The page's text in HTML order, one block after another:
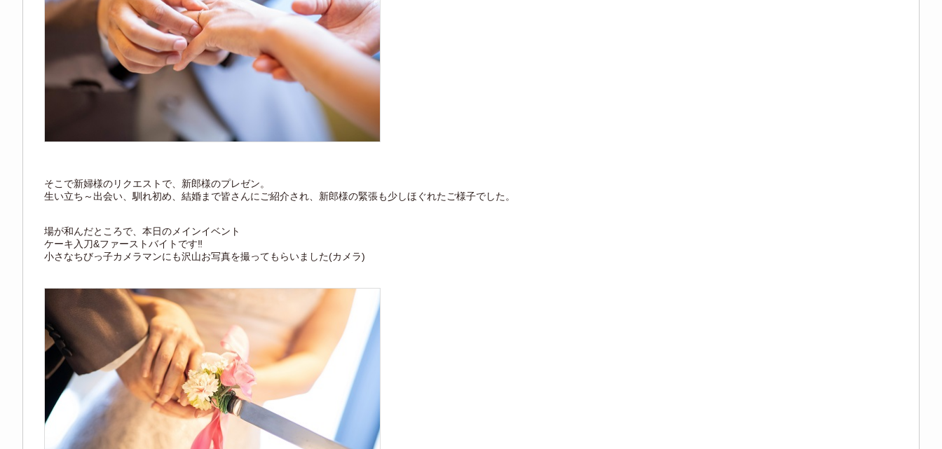
そこで新婦様のリクエストで、新郎様のプレゼン。
生い立ち～出会い、馴れ初め、結婚まで皆さんにご紹介され、 新郎様の緊張も少しほぐれたご様子でした。
場が和んだところで、本日のメインイベント
ケーキ入刀&ファーストバイトです‼
小さなちびっ子カメラマンにも沢山お写真を撮ってもらいました(カメラ)